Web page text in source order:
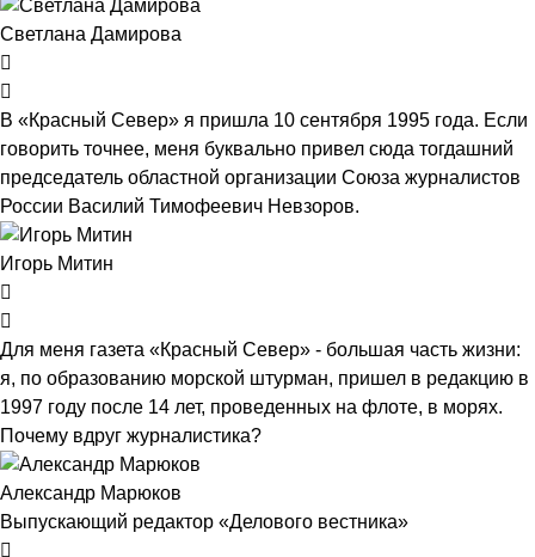
Светлана Дамирова
В «Красный Север» я пришла 10 сентября 1995 года. Если
говорить точнее, меня буквально привел сюда тогдашний
председатель областной организации Союза журналистов
России Василий Тимофеевич Невзоров.
Игорь Митин
Для меня газета «Красный Север» - большая часть жизни:
я, по образованию морской штурман, пришел в редакцию в
1997 году после 14 лет, проведенных на флоте, в морях.
Почему вдруг журналистика?
Александр Марюков
Выпускающий редактор «Делового вестника»